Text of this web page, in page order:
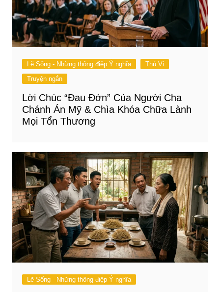
Lẽ Sống - Những thông điệp Ý nghĩa
Thú Vị
Truyện ngắn
Lời Chúc “Đau Đớn” Của Người Cha
Chánh Án Mỹ & Chìa Khóa Chữa Lành
Mọi Tổn Thương
Lẽ Sống - Những thông điệp Ý nghĩa